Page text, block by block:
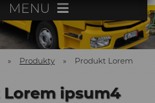
MENU
» Produkty »
Produkt Lorem
ipsum4